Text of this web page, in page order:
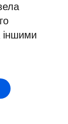
іншими